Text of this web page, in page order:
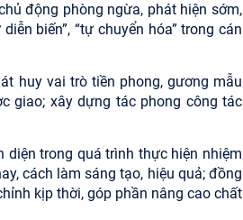
động phòng ngừa, phát hiện sớm,
biến”, “tự chuyển hóa” trong cán
huy vai trò tiền phong, gương mẫu
giao; xây dựng tác phong công tác
trong quá trình thực hiện nhiệm
cách làm sáng tạo, hiệu quả; đồng
kịp thời, góp phần nâng cao chất